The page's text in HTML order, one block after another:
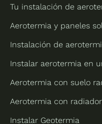
Tu instalación de
Aerotermia y paneles
Instalación de
Instalar aerotermia en
Aerotermia con suelo
Aerotermia con
Instalar Geotermia